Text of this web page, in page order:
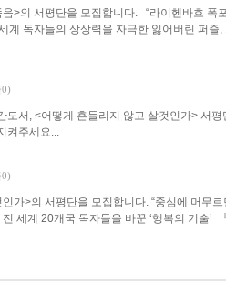
>의 서평단을 모집합니다. “라이헨바흐 폭
계 독자들의 상상력을 자극한 잃어버린 퍼즐,
도서, <어떻게 흔들리지 않고 살것인가> 서
켜주세요...
가>의 서평단을 모집합니다. “중심에 머무르
세계 20개국 독자들을 바꾼 ‘행복의 기술’